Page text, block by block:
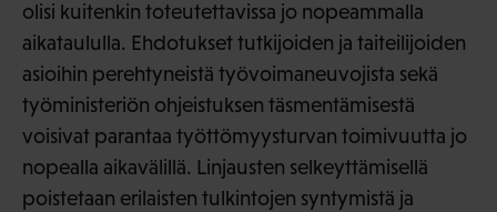
olisi kuitenkin toteutettavissa jo nopeammalla
aikataululla. Ehdotukset tutkijoiden ja taiteilijoiden
asioihin perehtyneistä työvoimaneuvojista sekä
työministeriön ohjeistuksen täsmentämisestä
voisivat parantaa työttömyysturvan toimivuutta jo
nopealla aikavälillä. Linjausten selkeyttämisellä
poistetaan erilaisten tulkintojen syntymistä ja